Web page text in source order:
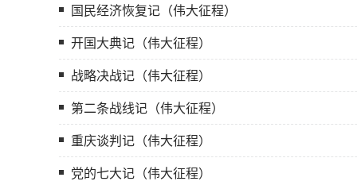
国民经济恢复记（伟大征程）
开国大典记（伟大征程）
战略决战记（伟大征程）
第二条战线记（伟大征程）
重庆谈判记（伟大征程）
党的七大记（伟大征程）